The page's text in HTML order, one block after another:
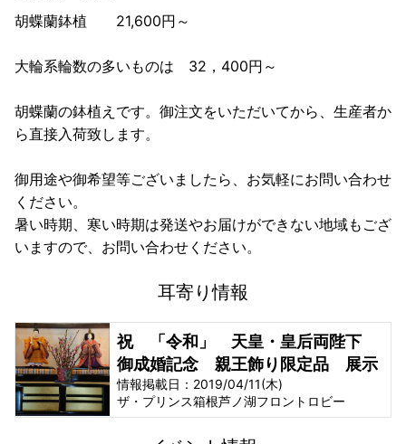
胡蝶蘭鉢植 21,600円～
大輪系輪数の多いものは 32，400円～
胡蝶蘭の鉢植えです。御注文をいただいてから、生産者か
ら直接入荷致します。
御用途や御希望等ございましたら、お気軽にお問い合わせ
ください。
暑い時期、寒い時期は発送やお届けができない地域もござ
いますので、お問い合わせください。
耳寄り情報
祝 「令和」 天皇・皇后両陛下
御成婚記念 親王飾り限定品 展示
情報掲載日：2019/04/11(木)
ザ・プリンス箱根芦ノ湖フロントロビー